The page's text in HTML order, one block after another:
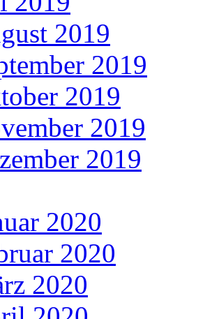
2019
2019
2019
2019
2019
2020
2020
2020